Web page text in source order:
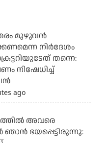
മുഴുവന്‍
നിര്‍ദേശം
തന്നെ:
നിഷേധിച്ച്
ago
അവരെ
ഞാന്‍ ഭയപ്പെട്ടിരുന്നു: